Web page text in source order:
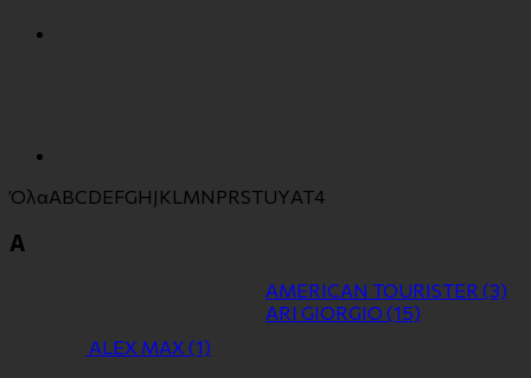
ΌλαABCDEFGH J KL MN PRSTUYΑΤ4
A
ALEX MAX (1)
AMERICAN TOURISTER (3)
ARI GIORGIO (15)